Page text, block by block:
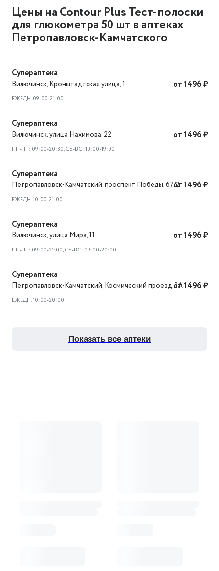
Цены на Contour Plus Тест-полоски
для глюкометра 50 шт в аптеках
Петропавловск-Камчатского
Супераптека
Вилючинск Кронштадтская улица, 1
ЕЖЕДН. 09:00-21:00
от 1496 ₽
Супераптека
Вилючинск улица Нахимова, 22
ПН-ПТ: 09:00-20:30, СБ-ВС: 10:00-19:00
от 1496 ₽
Супераптека
Петропавловск-Камчатский проспект Победы, 67/2
ЕЖЕДН. 10:00-21:00
от 1496 ₽
Супераптека
Вилючинск улица Мира, 11
ПН-ПТ: 09:00-21:00, СБ-ВС: 09:00-20:00
от 1496 ₽
Супераптека
Петропавловск-Камчатский Космический проезд, 3А
ЕЖЕДН. 10:00-20:00
от 1496 ₽
показать все аптеки